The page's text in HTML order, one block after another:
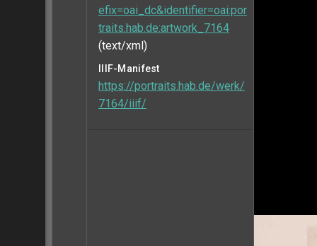
efix=oai_dc&identifier=oai:por
traits.hab.de:artwork_7164
(text/xml)
IIIF-Manifest
https://portraits.hab.de/werk/
7164/iiif/